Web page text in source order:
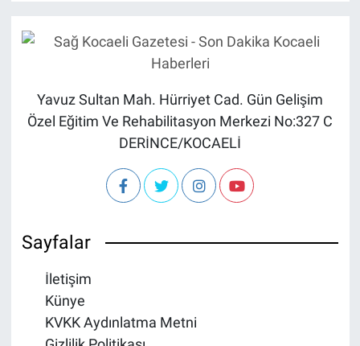
Yavuz Sultan Mah. Hürriyet Cad. Gün Gelişim
Özel Eğitim Ve Rehabilitasyon Merkezi No:327 C
DERİNCE/KOCAELİ
Sayfalar
İletişim
Künye
KVKK Aydınlatma Metni